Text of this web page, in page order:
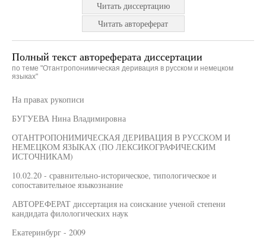
Читать диссертацию
Читать автореферат
Полный текст автореферата диссертации
по теме "Отантропонимическая деривация в русском и немецком
языках"
На правах рукописи
БУГУЕВА Нина Владимировна
ОТАНТРОПОНИМИЧЕСКАЯ ДЕРИВАЦИЯ В РУССКОМ И
НЕМЕЦКОМ ЯЗЫКАХ (ПО ЛЕКСИКОГРАФИЧЕСКИМ
ИСТОЧНИКАМ)
10.02.20 - сравнительно-историческое, типологическое и
сопоставительное языкознание
АВТОРЕФЕРАТ диссертация на соискание ученой степени
кандидата филологических наук
Екатеринбург - 2009